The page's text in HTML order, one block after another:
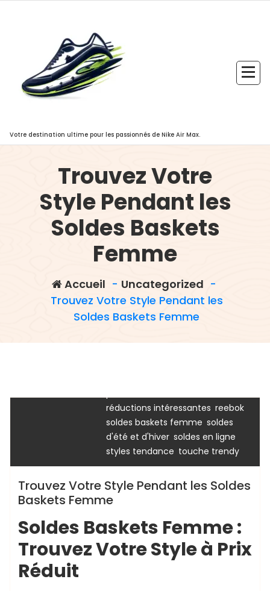
Votre destination ultime pour les passionnés de Nike Air Max.
Trouvez Votre
Style Pendant les
Soldes Baskets
Femme
Accueil - Uncategorized -
Trouvez Votre Style Pendant les
Soldes Baskets Femme
baskets femme
boutiques en
, calendrier officiel des soldes
en france,confort et praticité des
achats en,designs audacieux
réductions intéressantes reebok
soldes baskets femme soldes
d'été et d'hiver soldes en ligne
styles tendance touche trendy
Trouvez Votre Style Pendant les Soldes
Baskets Femme
Soldes Baskets Femme :
Trouvez Votre Style à Prix
Réduit